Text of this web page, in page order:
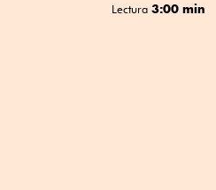
Lectura 3:00 min